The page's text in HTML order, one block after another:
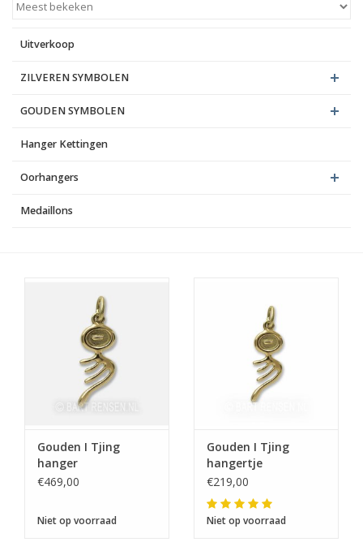
Uitverkoop
ZILVEREN SYMBOLEN
GOUDEN SYMBOLEN
Hanger Kettingen
Oorhangers
Medaillons
Gouden I Tjing
hanger
€469,00
Niet op voorraad
Gouden I Tjing
hangertje
€219,00
Niet op voorraad